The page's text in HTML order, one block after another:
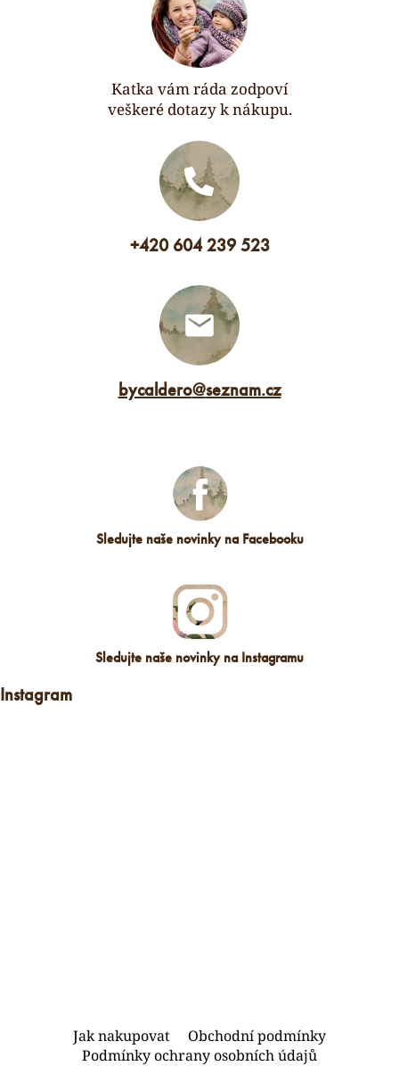
Katka vám ráda zodpoví
veškeré dotazy k nákupu.
bycaldero@seznam.cz
+420 604 239 523
Sledujte naše novinky na Facebooku
Sledujte naše novinky na Instagramu
Instagram
Jak nakupovat
Obchodní podmínky
Podmínky ochrany osobních údajů